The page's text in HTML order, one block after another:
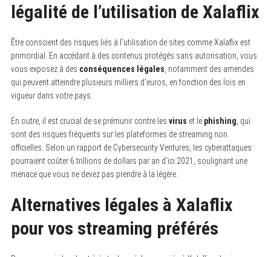
légalité de l’utilisation de Xalaflix
Être conscient des risques liés à l’utilisation de sites comme Xalaflix est
primordial. En accédant à des contenus protégés sans autorisation, vous
vous exposez à des conséquences légales , notamment des amendes
qui peuvent atteindre plusieurs milliers d’euros, en fonction des lois en
vigueur dans votre pays.
En outre, il est crucial de se prémunir contre les virus et le phishing , qui
sont des risques fréquents sur les plateformes de streaming non
officielles. Selon un rapport de Cybersecurity Ventures, les cyberattaques
pourraient coûter 6 trillions de dollars par an d’ici 2021, soulignant une
menace que vous ne devez pas prendre à la légère.
Alternatives légales à Xalaflix
pour vos streaming préférés